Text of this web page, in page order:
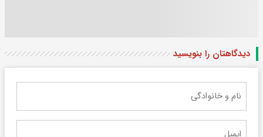
دیدگاهتان را بنویسید